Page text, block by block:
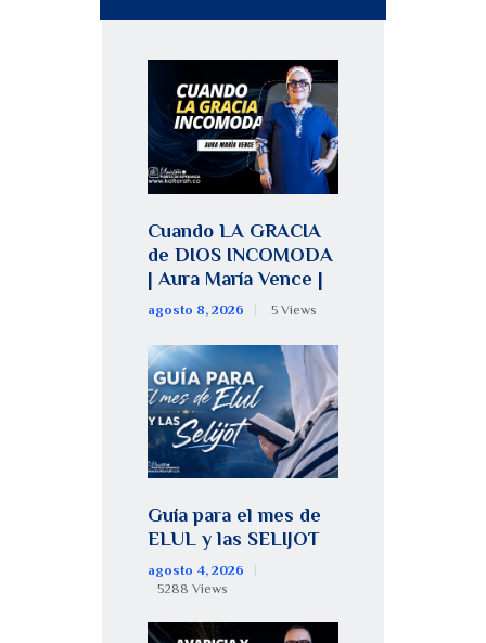
Cuando LA GRACIA
de DIOS INCOMODA
| Aura María Vence |
agosto 8, 2026 5 Views
Guía para el mes de
ELUL y las SELIJOT
agosto 4, 2026
5288 Views